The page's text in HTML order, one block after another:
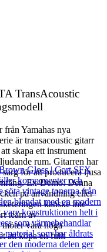
TransAcoustic
Yamahas nya
är transacoustic gitarr
skapa ett instrument
rum. Gitarren har
för att producera ljusa
Ex-Demo: Denna
på användning eller
kanske inte
team av
våra höga
att köpa en fullt